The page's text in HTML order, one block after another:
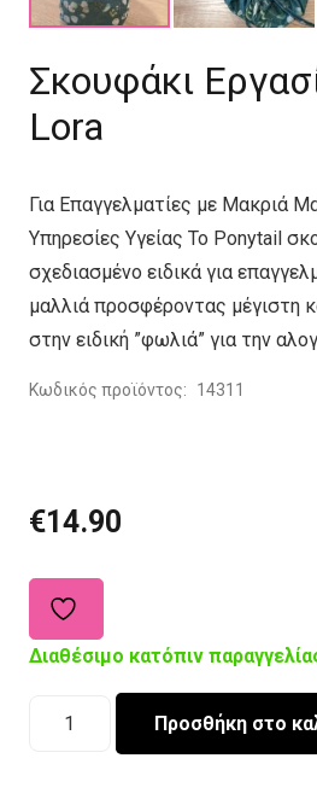
Σκουφάκι
Lora
Για Επαγγελματίες με Μακριά
Υπηρεσίες Υγείας Το Ponytail
σχεδιασμένο ειδικά για
μαλλιά προσφέροντας μέγιστη
στην ειδική ”φωλιά” για την
Κωδικός προϊόντος: 14311
€14.90
Διαθέσιμο κατόπιν
Σκουφάκι
Προσθήκη στο